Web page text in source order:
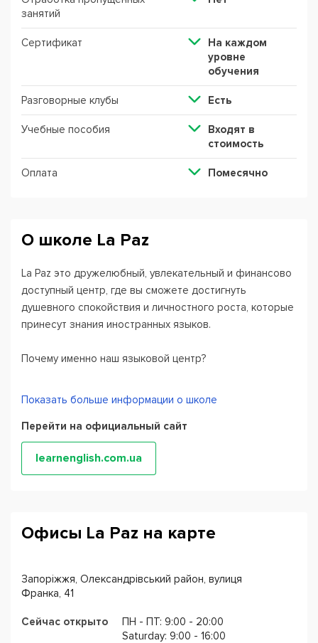
занятий
Сертификат
На каждом
уровне
обучения
Разговорные клубы Есть
Учебные пособия
Входят в
стоимость
Оплата Помесячно
О школе La Paz
La Paz это дружелюбный, увлекательный и финансово
доступный центр, где вы сможете достигнуть
душевного спокойствия и личностного роста, которые
принесут знания иностранных языков.
Почему именно наш языковой центр?
✅Центр города - пр.Соборный, 152, ост. пл. Пушкина
✅Удобный график - Занятия проходят каждый день в
любое удобное для студента время
✅Практика - Разговорные клубы по английскому и
✅Бизнес обучение - Корпоративное обучение
✅Гарантия - По окончанию курса выдается
сертификат
⠀
✅Финансово доступен - 10% на весь период обучения
Показать больше информации о школе
Перейти на официальный сайт
learnenglish.com.ua
Офисы La Paz на карте
Запоріжжя, Олександрівський район, вулиця
Франка, 41
Сейчас открыто
ПН - ПТ: 9:00 - 20:00
Saturday: 9:00 - 16:00